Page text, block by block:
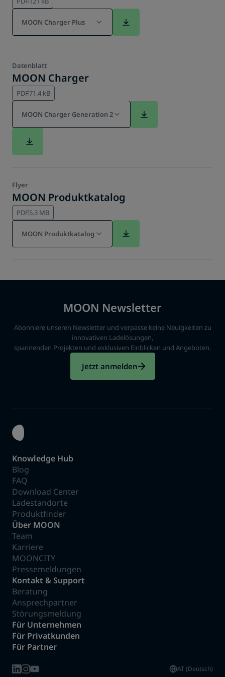
MOON Charger Plus
Datenblatt
MOON Charger
PDF71.4 kB
MOON Charger Generation 2
Flyer
MOON Produktkatalog
PDF5.3 MB
MOON Produktkatalog
MOON Newsletter
Abonniere unseren Newsletter und verpasse keine Neuigkeiten zu
innovativen Ladelösungen,
spannenden Projekten und exklusiven Einblicken und Angeboten.
Jetzt anmelden
Knowledge Hub
Blog
FAQ
Download Center
Ladestandorte
Produktfinder
Über MOON
Team
Karriere
MOONCITY
Pressemeldungen
Kontakt & Support
Beratung
Ansprechpartner
Störungsmeldung
Für Unternehmen
Für Privatkunden
Für Partner
AT (Deutsch)